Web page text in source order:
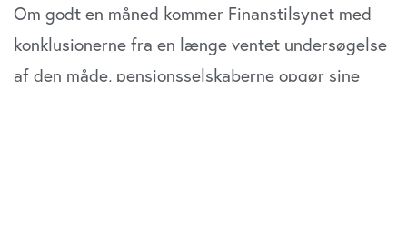
Om godt en måned kommer Finanstilsynet med
konklusionerne fra en længe ventet undersøgelse
af den måde, pensionsselskaberne opgør sine